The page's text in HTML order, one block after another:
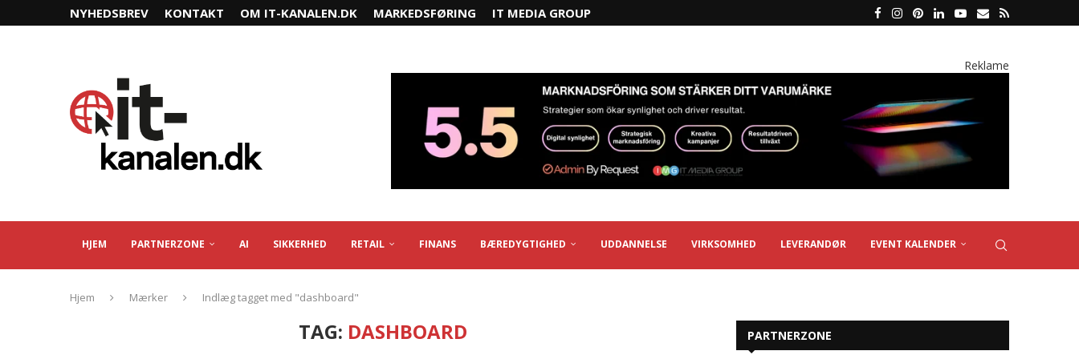
NYHEDSBREV KONTAKT OM IT-KANALEN.DK MARKEDSFØRING IT MEDIA GROUP
Reklame
HJEM PARTNERZONE AI SIKKERHED RETAIL FINANS BÆREDYGTIGHED UDDANNELSE VIRKSOMHED LEVERANDØR EVENT KALENDER
Hjem Mærker Indlæg tagget med "dashboard"
TAG: DASHBOARD PARTNERZONE